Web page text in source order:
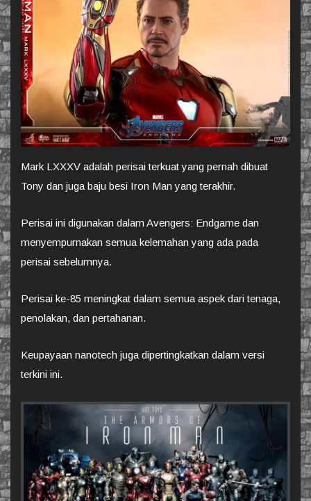
Mark LXXXV adalah perisai terkuat yang pernah dibuat
Tony dan juga baju besi Iron Man yang terakhir.
Perisai ini digunakan dalam Avengers: Endgame dan
menyempurnakan semua kelemahan yang ada pada
perisai sebelumnya.
Perisai ke-85 meningkat dalam semua aspek dari tenaga,
penolakan, dan pertahanan.
Keupayaan nanotech juga dipertingkatkan dalam versi
terkini ini.